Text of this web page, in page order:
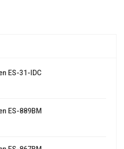
ES-31-IDC
ES-889BM